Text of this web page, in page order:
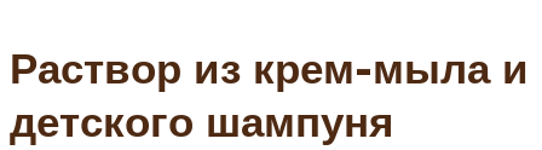
Раствор из крем-мыла и
детского шампуня